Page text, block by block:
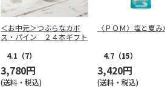
＜お中元＞つぶらなカボ
ス・パイン ２４本ギフト
4.1 （7）
3,780円
(送料・税込)
〈ＰＯＭ〉塩と夏
4.7 （15）
3,420円
(送料・税込)